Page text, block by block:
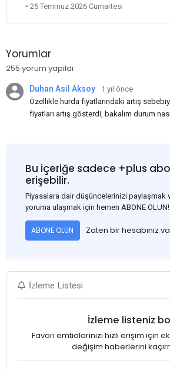
• 25 Temmuz 2026 Cumartesi
Yorumlar
255 yorum yapıldı
Duhan Asil Aksoy
1 yıl önce
Özellikle hurda fiyatlarındaki artış
fiyatları artış gösterdi, bakalım durum
Bu içeriğe sadece +plus
erişebilir.
Piyasalara dair düşüncelerinizi paylaşmak
yoruma ulaşmak için hemen ABONE OLUN!
ABONE OLUN Zaten bir hesabınız
İzleme Listesi
İzleme listeniz
Favori emtialarınızı hızlı erişim için
değişim haberlerini